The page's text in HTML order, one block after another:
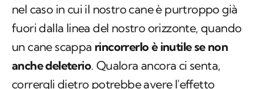
In linea di massima però, a parte chiaramente
nel caso in cui il nostro cane è purtroppo già
fuori dalla linea del nostro orizzonte, quando
un cane scappa rincorrerlo è inutile se non
anche deleterio . Qualora ancora ci senta,